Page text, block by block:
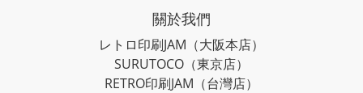
關於我們
レトロ印刷JAM （大阪本店）
SURUTOCO （東京店）
RETRO印刷JAM （台灣店）